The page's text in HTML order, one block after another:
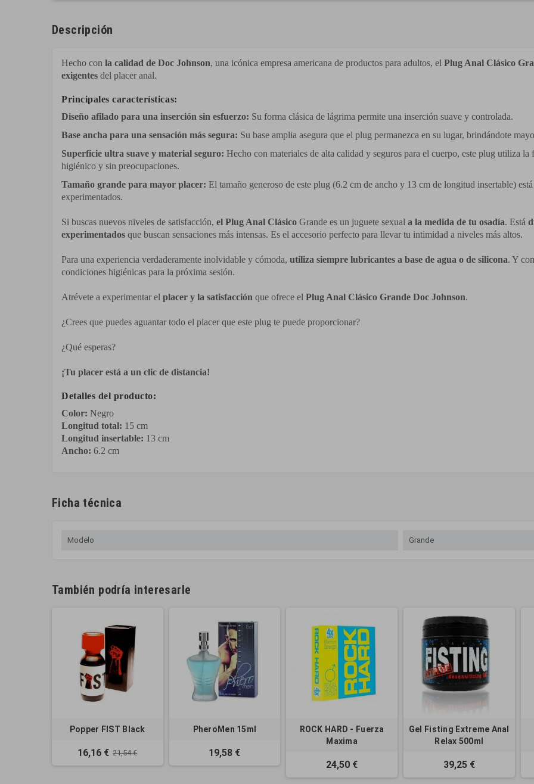
Descripción
Hecho con la calidad de Doc Johnson, una icónica empresa americana de productos para adultos, el Plug Anal Clásico
exigentes del placer anal.
Principales características:
Diseño afilado para una inserción sin esfuerzo: Su forma clásica de lágrima permite una inserción suave y controlada.
Base ancha para una sensación más segura: Su base amplia asegura que el plug permanezca en su lugar, brindándote
Superficie ultra suave y material seguro: Hecho con materiales de alta calidad y seguros para el cuerpo, este plug utiliza
higiénico y sin preocupaciones.
Tamaño grande para mayor placer: El tamaño generoso de este plug (6.2 cm de ancho y 13 cm de longitud insertable)
experimentados.
Si buscas nuevos niveles de satisfacción, el Plug Anal Clásico Grande es un juguete sexual a la medida de tu osadía. Está
experimentados que buscan sensaciones más intensas. Es el accesorio perfecto para llevar tu intimidad a niveles más altos.
Para una experiencia verdaderamente inolvidable y cómoda, utiliza siempre lubricantes a base de agua o de silicona. Y
condiciones higiénicas para la próxima sesión.
Atrévete a experimentar el placer y la satisfacción que ofrece el Plug Anal Clásico Grande Doc Johnson.
¿Crees que puedes aguantar todo el placer que este plug te puede proporcionar?
¿Qué esperas?
¡Tu placer está a un clic de distancia!
Detalles del producto:
Color: Negro
Longitud total: 15 cm
Longitud insertable: 13 cm
Ancho: 6.2 cm
Ficha técnica
Modelo Grande
También podría interesarle
Popper FIST Black
16,16 € 21,54 €
PheroMen 15ml
19,58 €
ROCK HARD - Fuerza
Maxima
24,50 €
Gel Fisting Extreme Anal
Relax 500ml
39,25 €